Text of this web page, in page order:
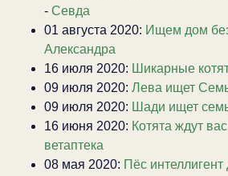
- Севда
01 августа 2020: Ищем дом
Александра
16 июля 2020: Шикарные
09 июля 2020: Лева ищет
09 июля 2020: Шади ищет
16 июня 2020: Котята ждут вас
ветаптека
08 мая 2020: Пёс